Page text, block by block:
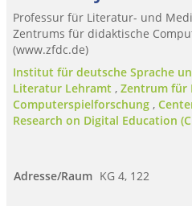
Professur für Literatur- und
Zentrums für didaktische
(www.zfdc.de)
Institut für deutsche Sprache
Literatur Lehramt , Zentrum für
Computerspielforschung ,
Research on Digital Education
Adresse/Raum KG 4, 122